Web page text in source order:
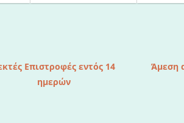
Επιστροφές εντός 14
ημερών
Άμεση